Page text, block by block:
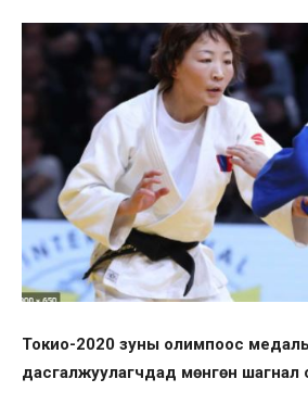
Токио-2020 зуны олимпоос медаль
дасгалжуулагчдад мөнгөн шагнал